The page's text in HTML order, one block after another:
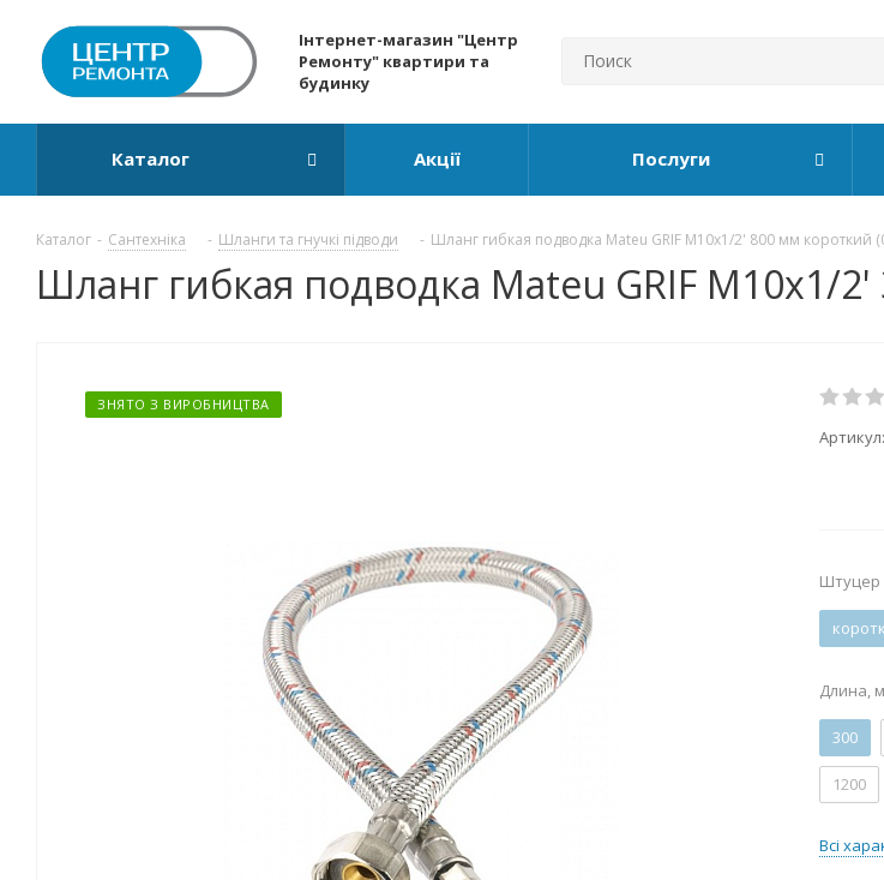
Інтернет-магазин "Центр
Ремонту" квартири та
будинку
Каталог Акції Послуги
Каталог - Сантехніка - Шланги та гнучкі підводи - Шланг гибкая подводка Mateu GRIF М10x1/2' 800 мм короткий
Шланг гибкая подводка Mateu GRIF М10x1/
ЗНЯТО З ВИРОБНИЦТВА
Артикул:
Штуцер
Длина,
300
1200
Всі